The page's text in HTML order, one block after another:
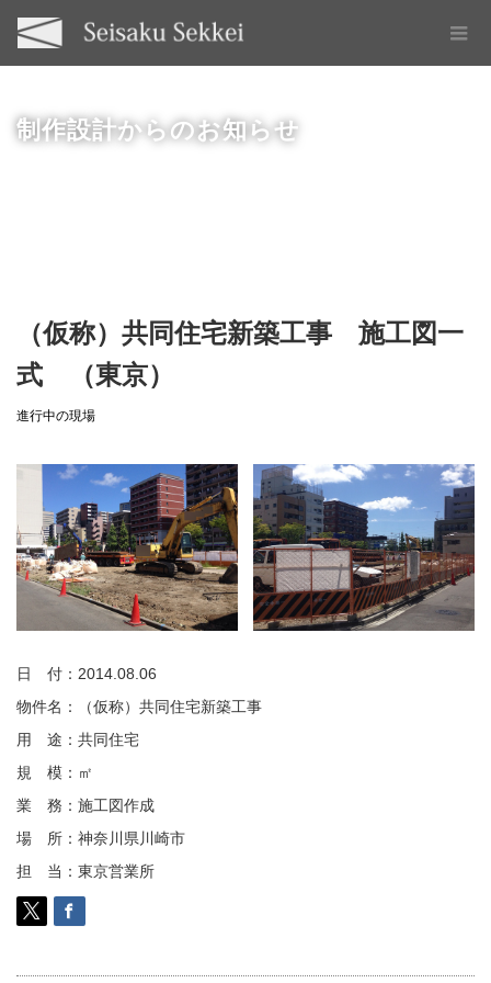
制作設計からのお知らせ
（仮称）共同住宅新築工事 施工図一
式 （東京）
進行中の現場
日 付：2014.08.06
物件名：（仮称）共同住宅新築工事
用 途：共同住宅
規 模：㎡
業 務：施工図作成
場 所：神奈川県川崎市
担 当：東京営業所